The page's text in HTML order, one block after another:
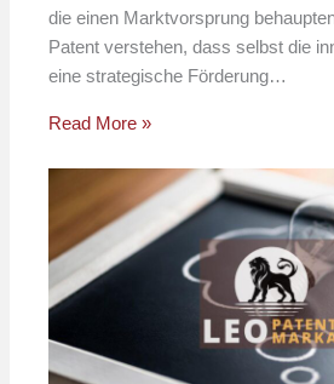
die einen Marktvorsprung
Patent verstehen, dass selbst die
eine strategische Förderung…
Read More »